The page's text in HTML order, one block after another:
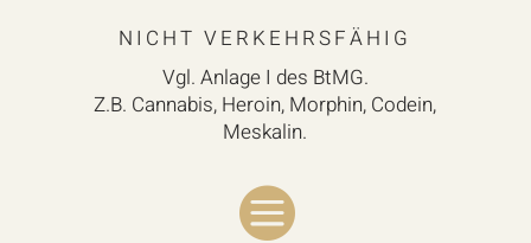
NICHT VERKEHRSFÄHIG
Vgl. Anlage I des BtMG.
Z.B. Cannabis, Heroin, Morphin, Codein,
Meskalin.
